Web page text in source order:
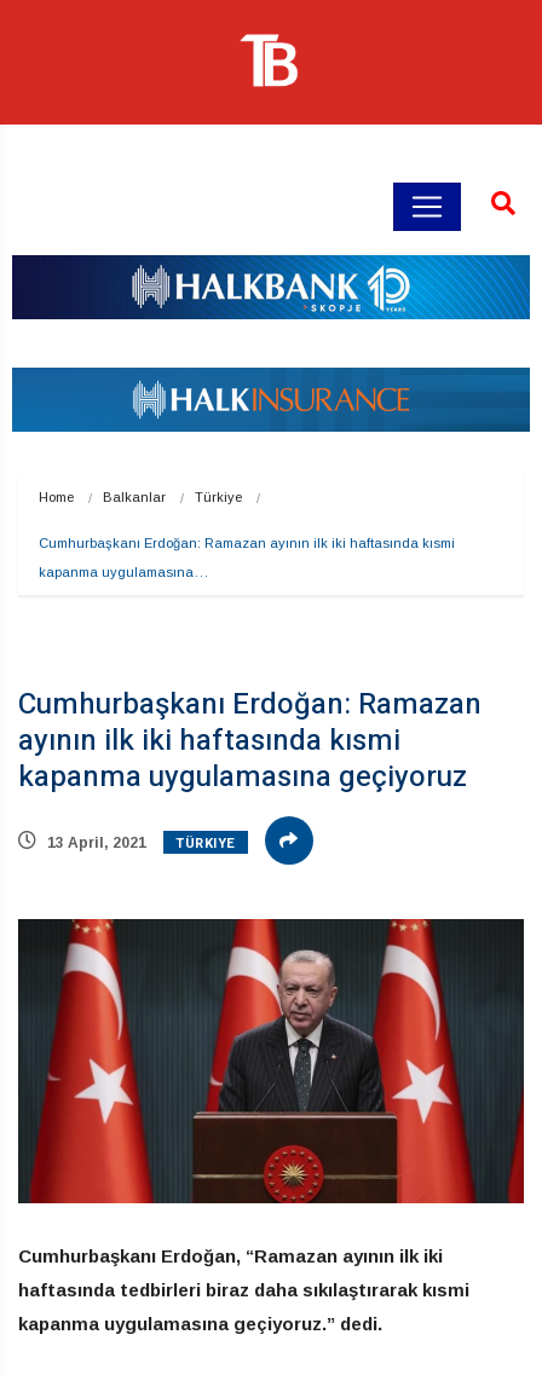
Home Balkanlar Türkiye
Cumhurbaşkanı Erdoğan: Ramazan ayının ilk iki haftasında kısmi
kapanma uygulamasına…
Cumhurbaşkanı Erdoğan: Ramazan
ayının ilk iki haftasında kısmi
kapanma uygulamasına geçiyoruz
13 April, 2021 TÜRKIYE
Cumhurbaşkanı Erdoğan, “Ramazan ayının ilk iki
haftasında tedbirleri biraz daha sıkılaştırarak kısmi
kapanma uygulamasına geçiyoruz.” dedi.